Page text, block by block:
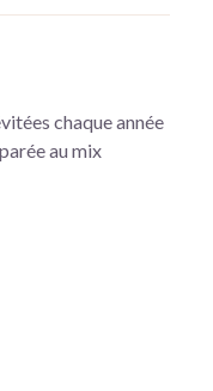
chaque année
au mix